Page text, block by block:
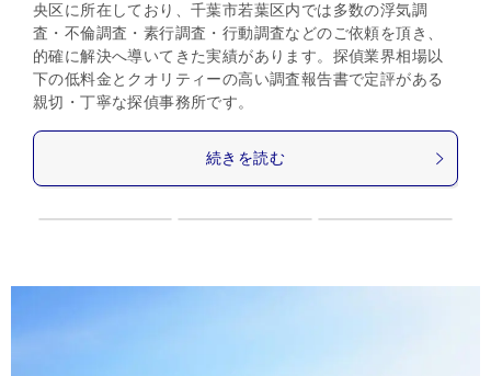
央区に所在しており、千葉市若葉区内では多数の浮気調
査・不倫調査・素行調査・行動調査などのご依頼を頂き、
的確に解決へ導いてきた実績があります。探偵業界相場以
下の低料金とクオリティーの高い調査報告書で定評がある
親切・丁寧な探偵事務所です。
続きを読む